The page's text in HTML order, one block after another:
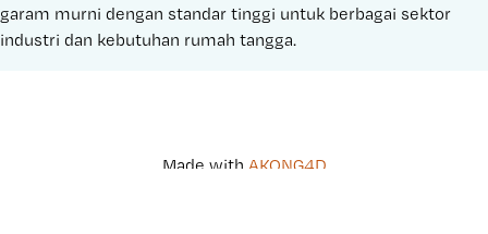
garam murni dengan standar tinggi untuk berbagai sektor
industri dan kebutuhan rumah tangga.
Made with AKONG4D